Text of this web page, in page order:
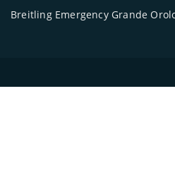
Breitling Emergency Grande